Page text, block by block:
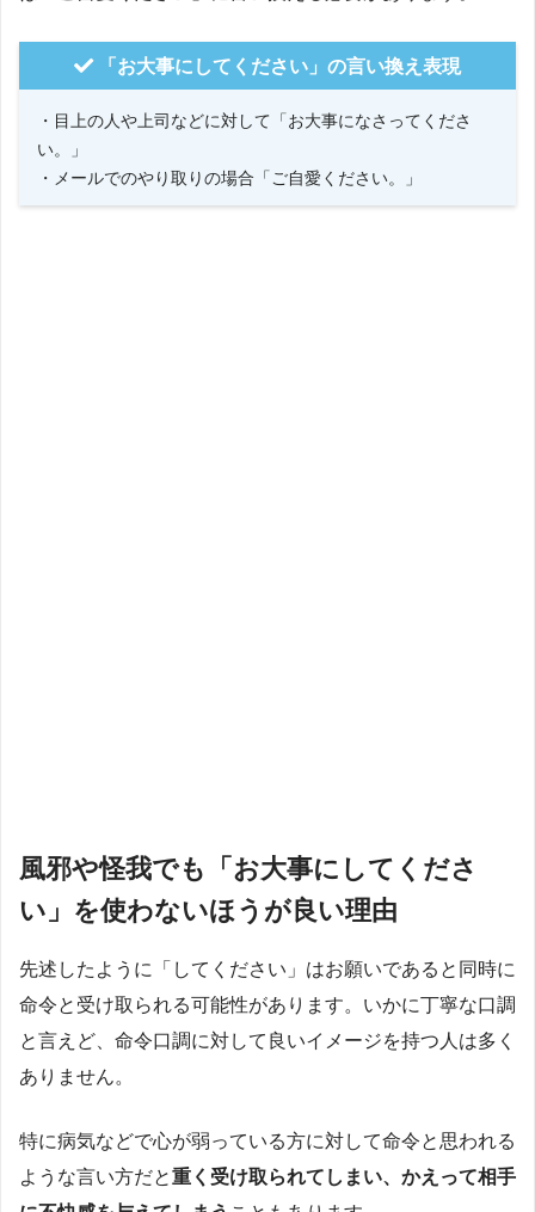
「お大事にしてください」の言い換え表現
・目上の人や上司などに対して「お大事になさってくださ
い。」
・メールでのやり取りの場合「ご自愛ください。」
風邪や怪我でも「お大事にしてくださ
い」を使わないほうが良い理由
先述したように「してください」はお願いであると同時に
命令と受け取られる可能性があります。いかに丁寧な口調
と言えど、命令口調に対して良いイメージを持つ人は多く
ありません。
特に病気などで心が弱っている方に対して命令と思われる
ような言い方だと重く受け取られてしまい、かえって相手